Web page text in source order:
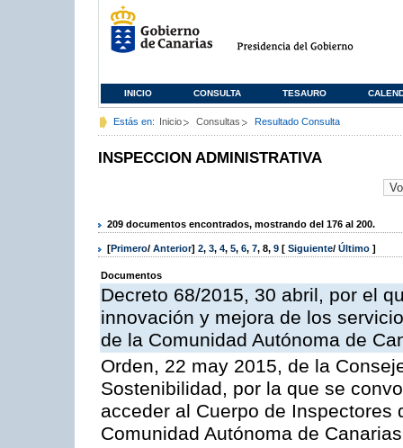
INICIO CONSULTA TESAURO
Estás en: Inicio Consultas Resultado Consulta
INSPECCION ADMINISTRATIVA
209 documentos encontrados, mostrando del 176 al 200.
[Primero/ Anterior] 2, 3, 4, 5, 6, 7, 8, 9 [ Siguiente/ Último ]
Documentos
Decreto 68/2015, 30 abril, por el
innovación y mejora de los
de la Comunidad Autónoma de
Orden, 22 may 2015, de la
Sostenibilidad, por la que se
acceder al Cuerpo de
Comunidad Autónoma de Canarias